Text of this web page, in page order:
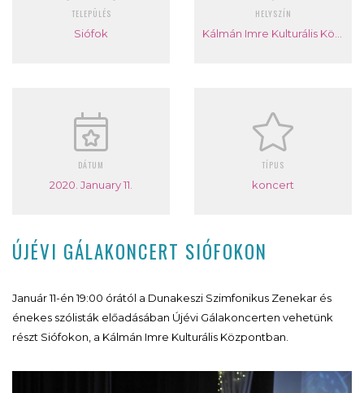
TELEPÜLÉS
Siófok
HELYSZÍN
DÁTUM
2020. January 11.
TÍPUS
koncert
ÚJÉVI GÁLAKONCERT SIÓFOKON
Január 11-én 19:00 órától a Dunakeszi Szimfonikus Zenekar és
énekes szólisták előadásában Újévi Gálakoncerten vehetünk
részt Siófokon, a Kálmán Imre Kulturális Központban.